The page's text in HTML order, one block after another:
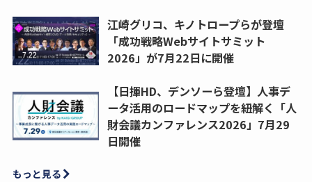
江崎グリコ、キノトロープらが登壇
「成功戦略Webサイトサミット
2026」が7月22日に開催
【日揮HD、デンソーら登壇】人事デ
ータ活用のロードマップを紐解く「人
財会議カンファレンス2026」7月29
日開催
もっと見る